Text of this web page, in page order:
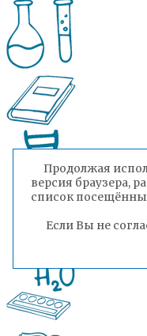
Продолжая
версия браузера,
список
Если Вы не